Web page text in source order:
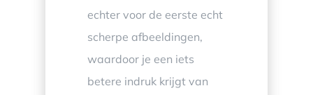
echter voor de eerste echt
scherpe afbeeldingen,
waardoor je een iets
betere indruk krijgt van